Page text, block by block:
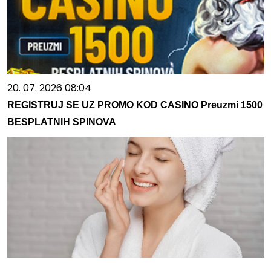
20. 07. 2026 08:04
REGISTRUJ SE UZ PROMO KOD CASINO Preuzmi 1500
BESPLATNIH SPINOVA